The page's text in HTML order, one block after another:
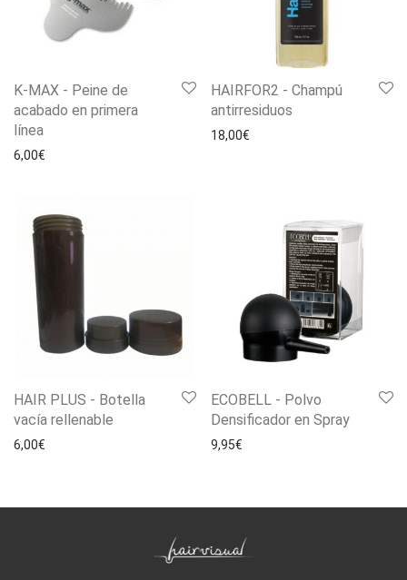
K-MAX - Peine de
acabado en primera
línea
6,00€
HAIRFOR2 - Champú
antirresiduos
18,00€
HAIR PLUS - Botella
vacía rellenable
6,00€
ECOBELL - Polvo
Densificador en Spray
9,95€